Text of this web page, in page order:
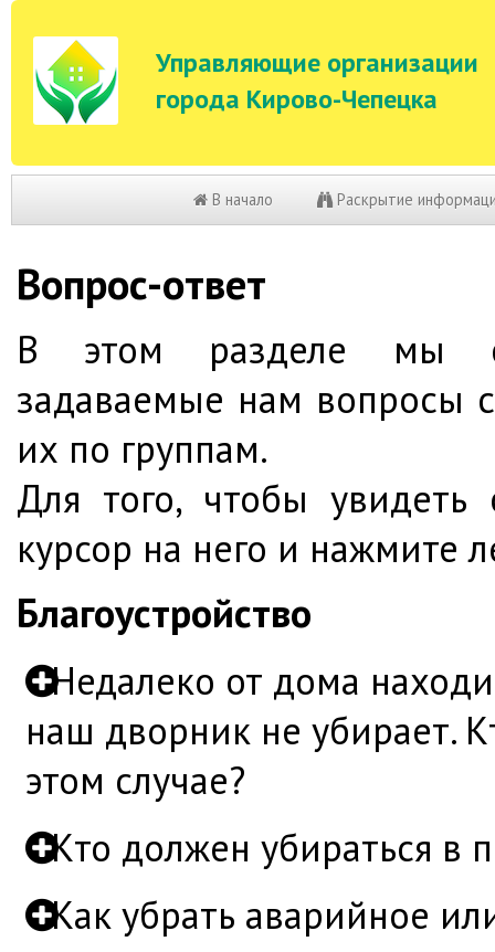
Управляющие организации
города Кирово-Чепецка
В начало Раскрытие
Вопрос-ответ
В этом разделе мы
задаваемые нам вопросы
их по группам.
Для того, чтобы увидеть
курсор на него и нажмите
Благоустройство
Недалеко от дома
наш дворник не убирает.
этом случае?
Кто должен убираться в
Как убрать аварийное